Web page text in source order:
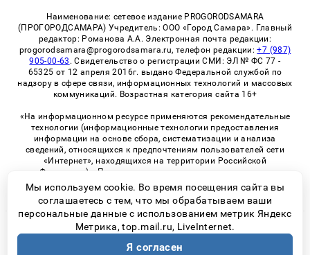
Наименование: сетевое издание PROGORODSAMARA
(ПРОГОРОДСАМАРА) Учредитель: ООО «Город Самара». Главный
редактор: Романова А.А. Электронная почта редакции:
progorodsamara@progorodsamara.ru, телефон редакции:+7 (987)
905-00-63 . Свидетельство о регистрации СМИ: ЭЛ № ФС 77 -
65325 от 12 апреля 2016г. выдано Федеральной службой по
надзору в сфере связи, информационных технологий и массовых
коммуникаций. Возрастная категория сайта 16+
«На информационном ресурсе применяются рекомендательные
технологии (информационные технологии предоставления
информации на основе сбора, систематизации и анализа
сведений, относящихся к предпочтениям пользователей сети
«Интернет», находящихся на территории Российской
Федерации)». Правила применения рекомендательных
технологий в виджетах рекламно-обменной сети
«СМИ2» (PDF)
© 2026 «ProGorodSamara» | Все права защищены
Возрастная категория сайта 16+
Мы используем cookie. Во время посещения сайта вы
соглашаетесь с тем, что мы обрабатываем ваши
персональные данные с использованием метрик Яндекс
Метрика, top.mail.ru, LiveInternet.
Я согласен